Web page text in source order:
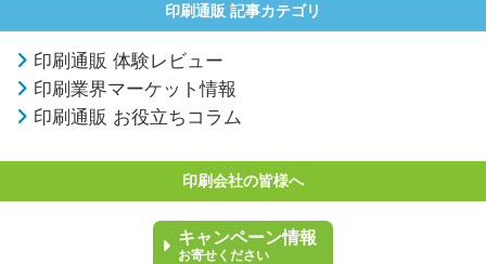
印刷通販 記事カテゴリ
印刷通販 体験レビュー
印刷業界マーケット情報
印刷通販 お役立ちコラム
印刷会社の皆様へ
キャンペーン情報
お寄せください